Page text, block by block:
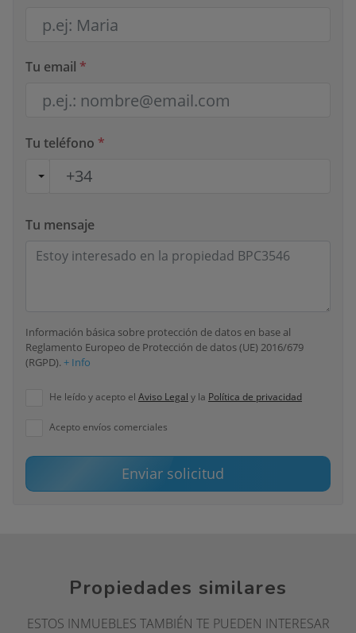
Tu email *
Tu teléfono *
Tu mensaje
Información básica sobre protección de datos en base al
Reglamento Europeo de Protección de datos (UE) 2016/679
(RGPD). + Info
He leído y acepto el Aviso Legal y la Política de privacidad
Acepto envíos comerciales
Enviar solicitud
Propiedades similares
ESTOS INMUEBLES TAMBIÉN TE PUEDEN INTERESAR